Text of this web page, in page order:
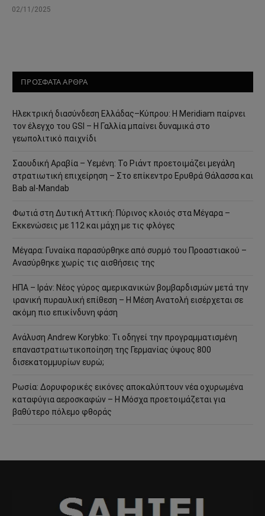
02/11/2025
ΠΡΟΣΦΑΤΑ ΑΡΘΡΑ
Ηλεκτρική διασύνδεση Ελλάδας–Κύπρου: Η Meridiam παίρνει
τον έλεγχο του GSI – Η Γαλλία μπαίνει δυναμικά στο
γεωπολιτικό παιχνίδι
Σαουδική Αραβία – Υεμένη: Το Ριάντ προετοιμάζει μεγάλη
στρατιωτική επιχείρηση – Στο επίκεντρο Ερυθρά Θάλασσα και
Bab al-Mandab
Φωτιά στη Δυτική Αττική: Πύρινος κλοιός στα Μέγαρα –
Εκκενώσεις με 112 και μάχη με τις φλόγες
Μέγαρα: Γυναίκα παρασύρθηκε από συρμό του Προαστιακού –
Ανασύρθηκε χωρίς τις αισθήσεις της
ΗΠΑ – Ιράν: Νέος γύρος αμερικανικών βομβαρδισμών μετά την
ιρανική πυραυλική επίθεση – Η Μέση Ανατολή εισέρχεται σε
ακόμη πιο επικίνδυνη φάση
Ανάλυση Andrew Korybko: Τι οδηγεί την προγραμματισμένη
επαναστρατιωτικοποίηση της Γερμανίας ύψους 800
δισεκατομμυρίων ευρώ;
Ρωσία: Δορυφορικές εικόνες αποκαλύπτουν νέα οχυρωμένα
καταφύγια αεροσκαφών – Η Μόσχα προετοιμάζεται για
βαθύτερο πόλεμο φθοράς